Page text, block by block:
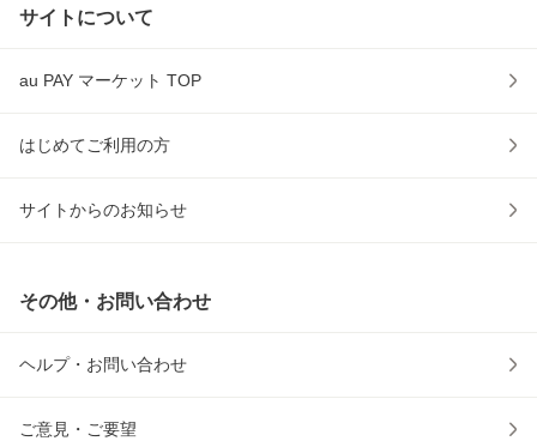
サイトについて
au PAY マーケット TOP
はじめてご利用の方
サイトからのお知らせ
その他・お問い合わせ
ヘルプ・お問い合わせ
ご意見・ご要望